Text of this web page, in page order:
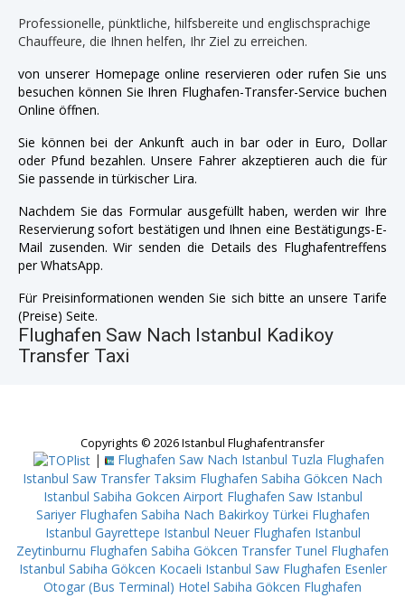
Professionelle, pünktliche, hilfsbereite und englischsprachige
Chauffeure, die Ihnen helfen, Ihr Ziel zu erreichen.
von unserer Homepage online reservieren oder rufen Sie uns
besuchen können Sie Ihren Flughafen-Transfer-Service buchen
Online öffnen.
Sie können bei der Ankunft auch in bar oder in Euro, Dollar
oder Pfund bezahlen. Unsere Fahrer akzeptieren auch die für
Sie passende in türkischer Lira.
Nachdem Sie das Formular ausgefüllt haben, werden wir Ihre
Reservierung sofort bestätigen und Ihnen eine Bestätigungs-E-
Mail zusenden. Wir senden die Details des Flughafentreffens
per WhatsApp.
Für Preisinformationen wenden Sie sich bitte an unsere Tarife
(Preise) Seite.
Flughafen Saw Nach Istanbul Kadikoy
Transfer Taxi
Copyrights © 2026 Istanbul Flughafentransfer
| Flughafen Saw Nach Istanbul Tuzla Flughafen
Istanbul Saw Transfer Taksim Flughafen Sabiha Gökcen Nach
Istanbul Sabiha Gokcen Airport Flughafen Saw Istanbul
Sariyer Flughafen Sabiha Nach Bakirkoy Türkei Flughafen
Istanbul Gayrettepe Istanbul Neuer Flughafen Istanbul
Zeytinburnu Flughafen Sabiha Gökcen Transfer Tunel Flughafen
Istanbul Sabiha Gökcen Kocaeli Istanbul Saw Flughafen Esenler
Otogar (Bus Terminal) Hotel Sabiha Gökcen Flughafen